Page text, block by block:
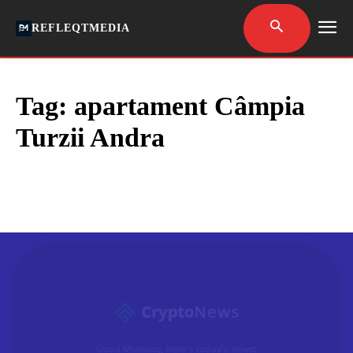
REFLEQTMEDIA
Tag: apartament Câmpia
Turzii Andra